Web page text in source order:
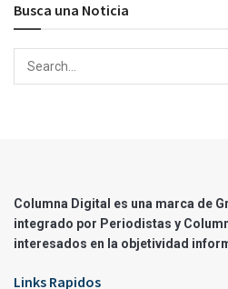
Busca una Noticia
Columna Digital es una marca de
integrado por Periodistas y
interesados en la objetividad
Links Rapidos